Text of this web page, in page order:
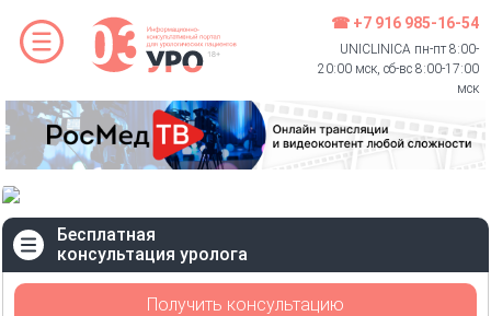
☎ +7 916 985-16-54
UNICLINICA пн-пт 8:00-
20:00 мск, сб-вс 8:00-17:00
мск
Бесплатная
консультация уролога
Получить консультацию